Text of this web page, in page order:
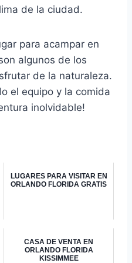
de la ciudad.
para acampar en
algunos de los
de la naturaleza.
el equipo y la comida
inolvidable!
LUGARES PARA VISITAR EN
ORLANDO FLORIDA GRATIS
CASA DE VENTA EN
ORLANDO FLORIDA
KISSIMMEE